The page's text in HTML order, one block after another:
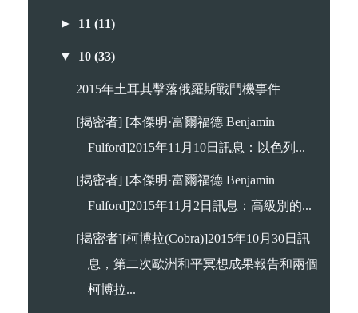
► 11(11)
▼ 10(33)
2015年土耳其擊落俄羅斯戰鬥機事件
[揭密者] [本傑明·富爾福德 Benjamin
Fulford]2015年11月10日訊息：以色列...
[揭密者] [本傑明·富爾福德 Benjamin
Fulford]2015年11月2日訊息：高級別的...
[揭密者][柯博拉(Cobra)]2015年10月30日訊
息，第二次歐洲和平冥想成果報告和兩個
柯博拉...